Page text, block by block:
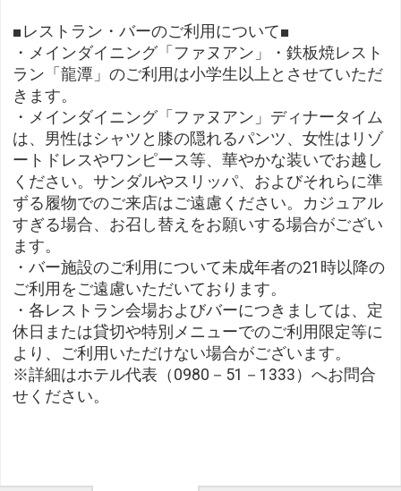
■レストラン・バーのご利用について■
・メインダイニング「ファヌアン」・鉄板焼レスト
ラン「龍潭」のご利用は小学生以上とさせていただ
きます。
・メインダイニング「ファヌアン」ディナータイム
は、男性はシャツと膝の隠れるパンツ、女性はリゾ
ートドレスやワンピース等、華やかな装いでお越し
ください。サンダルやスリッパ、およびそれらに準
ずる履物でのご来店はご遠慮ください。カジュアル
すぎる場合、お召し替えをお願いする場合がござい
ます。
・バー施設のご利用について未成年者の21時以降の
ご利用をご遠慮いただいております。
・各レストラン会場およびバーにつきましては、定
休日または貸切や特別メニューでのご利用限定等に
より、ご利用いただけない場合がございます。
※詳細はホテル代表（0980－51－1333）へお問合
せください。